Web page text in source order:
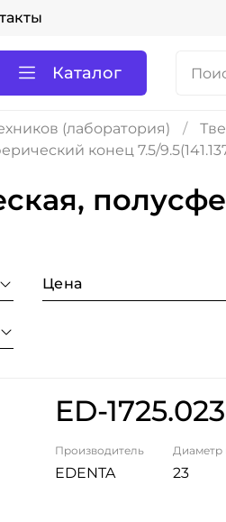
Каталог
(лаборатория)
конец 7.5/
Цена
ED-
Производитель
EDENTA
Диаметр
23